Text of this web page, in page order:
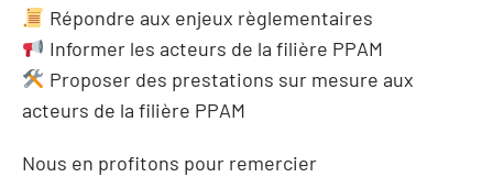
Répondre aux enjeux règlementaires
Informer les acteurs de la filière PPAM
Proposer des prestations sur mesure aux
acteurs de la filière PPAM
Nous en profitons pour remercier